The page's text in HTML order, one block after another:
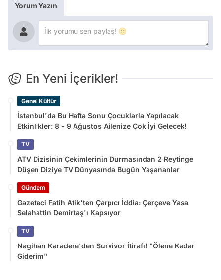
Yorum Yazın
En Yeni İçerikler!
Genel Kültür
İstanbul'da Bu Hafta Sonu Çocuklarla Yapılacak
Etkinlikler: 8 - 9 Ağustos Ailenize Çok İyi Gelecek!
TV
ATV Dizisinin Çekimlerinin Durmasından 2 Reytinge
Düşen Diziye TV Dünyasında Bugün Yaşananlar
Gündem
Gazeteci Fatih Atik'ten Çarpıcı İddia: Çerçeve Yasa
Selahattin Demirtaş'ı Kapsıyor
TV
Nagihan Karadere'den Survivor İtirafı! "Ölene Kadar
Giderim"